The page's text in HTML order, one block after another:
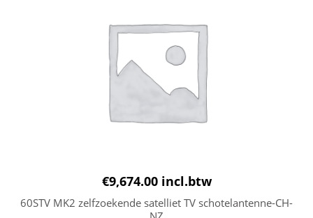
€9,674.00 incl.btw
60STV MK2 zelfzoekende satelliet TV schotelantenne-CH-